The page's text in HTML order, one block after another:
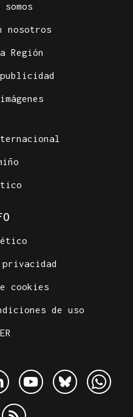
nosotros
Región
cookies
de uso